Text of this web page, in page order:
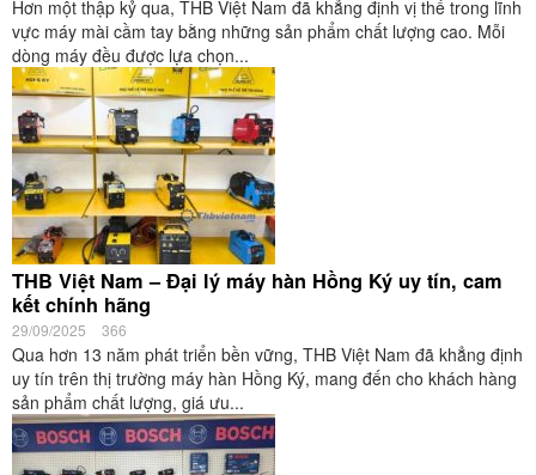
Hơn một thập kỷ qua, THB Việt Nam đã khẳng định vị thế trong lĩnh
vực máy mài cầm tay bằng những sản phẩm chất lượng cao. Mỗi
dòng máy đều được lựa chọn...
THB Việt Nam – Đại lý máy hàn Hồng Ký uy tín, cam
kết chính hãng
29/09/2025 366
Qua hơn 13 năm phát triển bền vững, THB Việt Nam đã khẳng định
uy tín trên thị trường máy hàn Hồng Ký, mang đến cho khách hàng
sản phẩm chất lượng, giá ưu...